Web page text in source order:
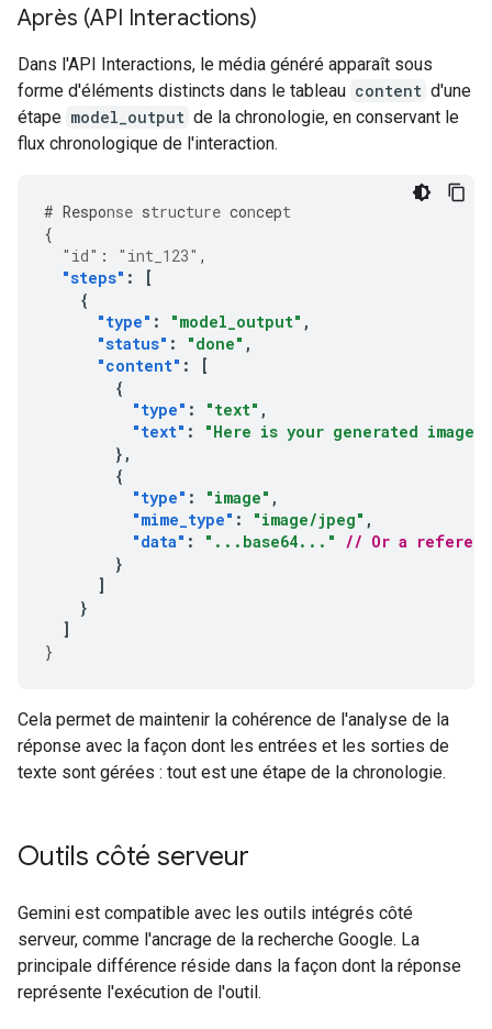
Après (API Interactions)
Dans l'API Interactions, le média généré apparaît sous
forme d'éléments distincts dans le tableau content d'une
étape model_output de la chronologie, en conservant le
flux chronologique de l'interaction.
# Response structure concept
{
"id" : "int_123" ,
"steps" :
[
{
"type" : "model_output" ,
"status" : "done" ,
"content" :
[
{
"type" : "text" ,
"text" :
"Here is your generated image:"
},
{
"type" : "image" ,
"mime_type" : "image/jpeg" ,
"data" : "...base64..." // Or a
}
]
}
]
}
Cela permet de maintenir la cohérence de l'analyse de la
réponse avec la façon dont les entrées et les sorties de
texte sont gérées : tout est une étape de la chronologie.
Outils côté serveur
Gemini est compatible avec les outils intégrés côté
serveur, comme l'ancrage de la recherche Google. La
principale différence réside dans la façon dont la réponse
représente l'exécution de l'outil.